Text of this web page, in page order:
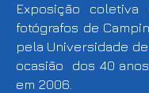
Exposição coletiva
fotógrafos de
pela Universidade
ocasião dos 40
em 2006.